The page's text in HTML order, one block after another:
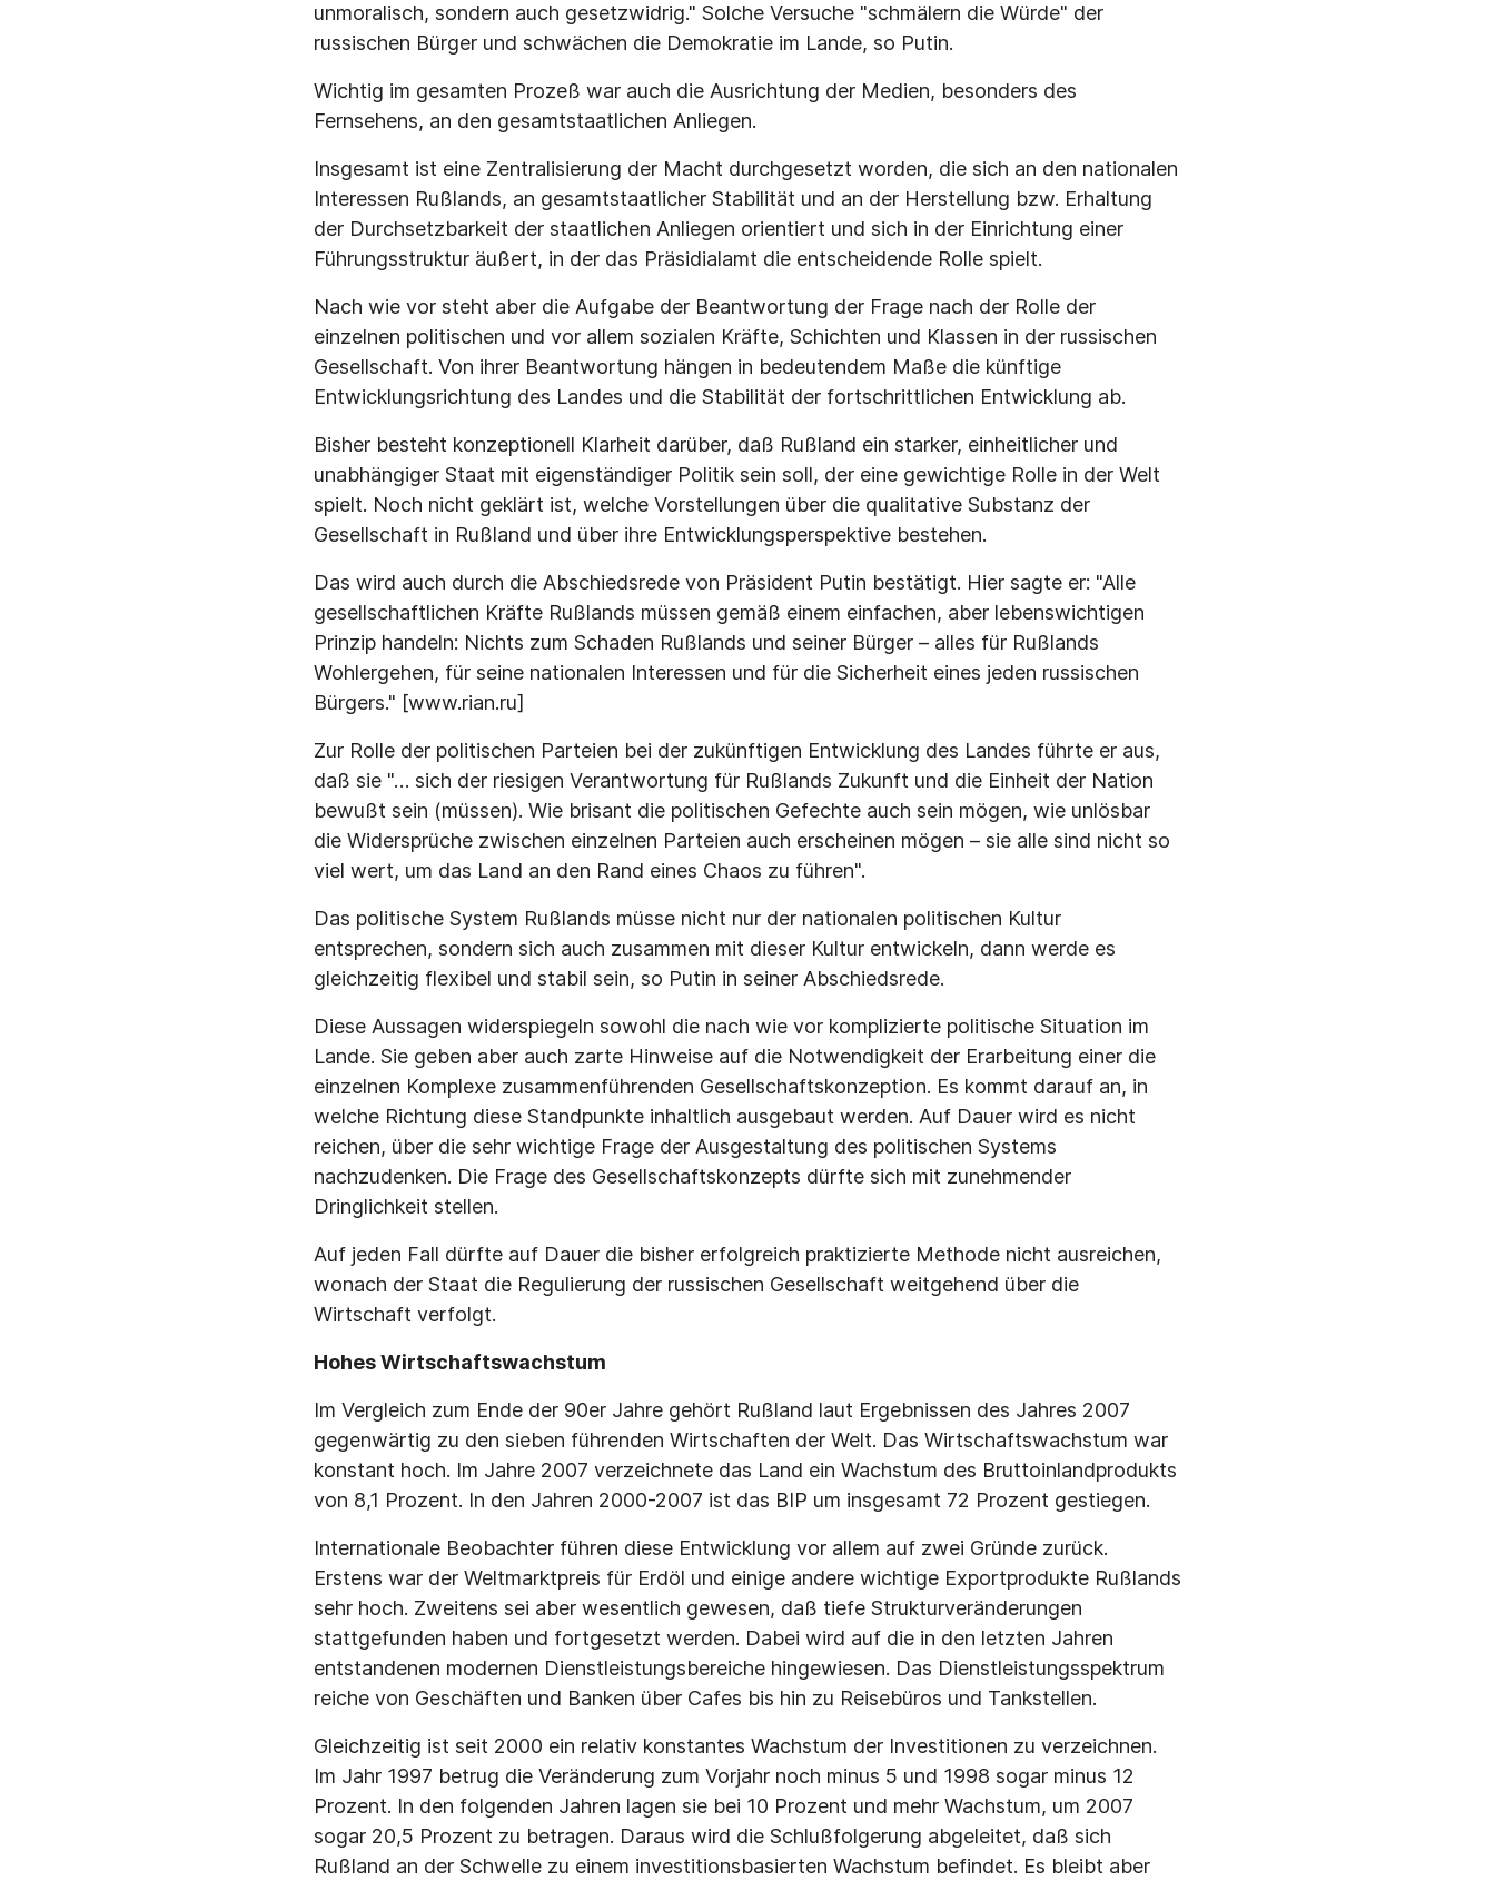
unmoralisch, sondern auch gesetzwidrig." Solche Versuche "schmälern die Würde" der
russischen Bürger und schwächen die Demokratie im Lande, so Putin.
Wichtig im gesamten Prozeß war auch die Ausrichtung der Medien, besonders des
Fernsehens, an den gesamtstaatlichen Anliegen.
Insgesamt ist eine Zentralisierung der Macht durchgesetzt worden, die sich an den nationalen
Interessen Rußlands, an gesamtstaatlicher Stabilität und an der Herstellung bzw. Erhaltung
der Durchsetzbarkeit der staatlichen Anliegen orientiert und sich in der Einrichtung einer
Führungsstruktur äußert, in der das Präsidialamt die entscheidende Rolle spielt.
Nach wie vor steht aber die Aufgabe der Beantwortung der Frage nach der Rolle der
einzelnen politischen und vor allem sozialen Kräfte, Schichten und Klassen in der russischen
Gesellschaft. Von ihrer Beantwortung hängen in bedeutendem Maße die künftige
Entwicklungsrichtung des Landes und die Stabilität der fortschrittlichen Entwicklung ab.
Bisher besteht konzeptionell Klarheit darüber, daß Rußland ein starker, einheitlicher und
unabhängiger Staat mit eigenständiger Politik sein soll, der eine gewichtige Rolle in der Welt
spielt. Noch nicht geklärt ist, welche Vorstellungen über die qualitative Substanz der
Gesellschaft in Rußland und über ihre Entwicklungsperspektive bestehen.
Das wird auch durch die Abschiedsrede von Präsident Putin bestätigt. Hier sagte er: "Alle
gesellschaftlichen Kräfte Rußlands müssen gemäß einem einfachen, aber lebenswichtigen
Prinzip handeln: Nichts zum Schaden Rußlands und seiner Bürger – alles für Rußlands
Wohlergehen, für seine nationalen Interessen und für die Sicherheit eines jeden russischen
Bürgers." [www.rian.ru]
Zur Rolle der politischen Parteien bei der zukünftigen Entwicklung des Landes führte er aus,
daß sie "… sich der riesigen Verantwortung für Rußlands Zukunft und die Einheit der Nation
bewußt sein (müssen). Wie brisant die politischen Gefechte auch sein mögen, wie unlösbar
die Widersprüche zwischen einzelnen Parteien auch erscheinen mögen – sie alle sind nicht so
viel wert, um das Land an den Rand eines Chaos zu führen".
Das politische System Rußlands müsse nicht nur der nationalen politischen Kultur
entsprechen, sondern sich auch zusammen mit dieser Kultur entwickeln, dann werde es
gleichzeitig flexibel und stabil sein, so Putin in seiner Abschiedsrede.
Diese Aussagen widerspiegeln sowohl die nach wie vor komplizierte politische Situation im
Lande. Sie geben aber auch zarte Hinweise auf die Notwendigkeit der Erarbeitung einer die
einzelnen Komplexe zusammenführenden Gesellschaftskonzeption. Es kommt darauf an, in
welche Richtung diese Standpunkte inhaltlich ausgebaut werden. Auf Dauer wird es nicht
reichen, über die sehr wichtige Frage der Ausgestaltung des politischen Systems
nachzudenken. Die Frage des Gesellschaftskonzepts dürfte sich mit zunehmender
Dringlichkeit stellen.
Auf jeden Fall dürfte auf Dauer die bisher erfolgreich praktizierte Methode nicht ausreichen,
wonach der Staat die Regulierung der russischen Gesellschaft weitgehend über die
Wirtschaft verfolgt.
Hohes Wirtschaftswachstum
Im Vergleich zum Ende der 90er Jahre gehört Rußland laut Ergebnissen des Jahres 2007
gegenwärtig zu den sieben führenden Wirtschaften der Welt. Das Wirtschaftswachstum war
konstant hoch. Im Jahre 2007 verzeichnete das Land ein Wachstum des Bruttoinlandprodukts
von 8,1 Prozent. In den Jahren 2000-2007 ist das BIP um insgesamt 72 Prozent gestiegen.
Internationale Beobachter führen diese Entwicklung vor allem auf zwei Gründe zurück.
Erstens war der Weltmarktpreis für Erdöl und einige andere wichtige Exportprodukte Rußlands
sehr hoch. Zweitens sei aber wesentlich gewesen, daß tiefe Strukturveränderungen
stattgefunden haben und fortgesetzt werden. Dabei wird auf die in den letzten Jahren
entstandenen modernen Dienstleistungsbereiche hingewiesen. Das Dienstleistungsspektrum
reiche von Geschäften und Banken über Cafes bis hin zu Reisebüros und Tankstellen.
Gleichzeitig ist seit 2000 ein relativ konstantes Wachstum der Investitionen zu verzeichnen.
Im Jahr 1997 betrug die Veränderung zum Vorjahr noch minus 5 und 1998 sogar minus 12
Prozent. In den folgenden Jahren lagen sie bei 10 Prozent und mehr Wachstum, um 2007
sogar 20,5 Prozent zu betragen. Daraus wird die Schlußfolgerung abgeleitet, daß sich
Rußland an der Schwelle zu einem investitionsbasierten Wachstum befindet. Es bleibt aber